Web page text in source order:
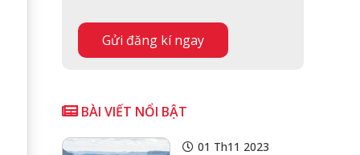
BÀI VIẾT NỔI BẬT
01 Th11 2023